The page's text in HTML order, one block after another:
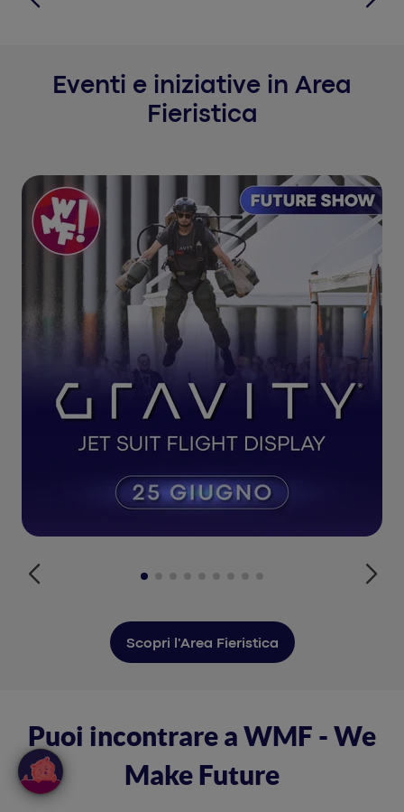
Eventi e iniziative in Area
Fieristica
Scopri l'Area Fieristica
Puoi incontrare a WMF - We
Make Future